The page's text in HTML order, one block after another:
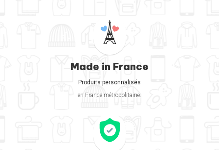
Made in France
Produits personnalisés
en France métropolitaine.